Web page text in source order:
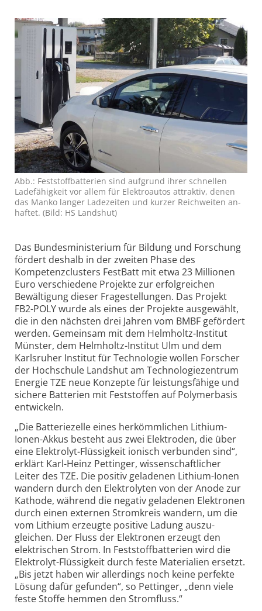
Abb.: Fest­stoff­batte­rien sind auf­grund ihrer schnel­len
Lade­fä­hig­keit vor allem für Elek­tro­autos attrak­tiv, denen
das Manko langer Lade­zeiten und kurzer Reich­weiten an­
haftet. (Bild: HS Lands­hut)
Das Bundes­ministerium für Bildung und Forschung
fördert deshalb in der zweiten Phase des
Kompetenz­clusters FestBatt mit etwa 23 Millionen
Euro verschiedene Projekte zur erfolg­reichen
Bewältigung dieser Frage­stellungen. Das Projekt
FB2-POLY wurde als eines der Projekte ausgewählt,
die in den nächsten drei Jahren vom BMBF gefördert
werden. Gemeinsam mit dem Helmholtz-Institut
Münster, dem Helmholtz-Institut Ulm und dem
Karlsruher Institut für Technologie wollen Forscher
der Hochschule Landshut am Technologie­zentrum
Energie TZE neue Konzepte für leistungs­fähige und
sichere Batterien mit Feststoffen auf Polymer­basis
entwickeln.
„Die Batteriezelle eines herkömm­lichen Lithium-
Ionen-Akkus besteht aus zwei Elektroden, die über
eine Elektrolyt-Flüssigkeit ionisch verbunden sind“,
erklärt Karl-Heinz Pettinger, wissen­schaft­licher
Leiter des TZE. Die positiv geladenen Lithium-Ionen
wandern durch den Elektrolyten von der Anode zur
Kathode, während die negativ geladenen Elektronen
durch einen externen Stromkreis wandern, um die
vom Lithium erzeugte positive Ladung auszu­
gleichen. Der Fluss der Elektronen erzeugt den
elektrischen Strom. In Feststoff­batterien wird die
Elektrolyt-Flüssigkeit durch feste Materialien ersetzt.
„Bis jetzt haben wir allerdings noch keine perfekte
Lösung dafür gefunden“, so Pettinger, „denn viele
feste Stoffe hemmen den Stromfluss.“